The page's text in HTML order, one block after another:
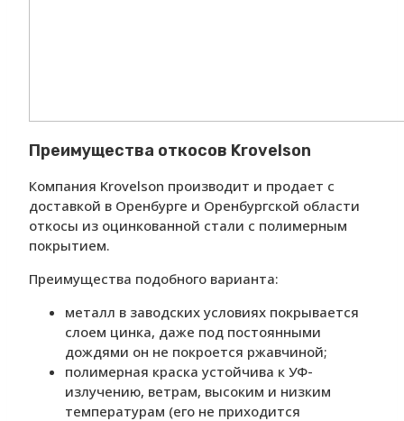
Преимущества откосов Krovelson
Компания Krovelson производит и продает с
доставкой в Оренбурге и Оренбургской области
откосы из оцинкованной стали с полимерным
покрытием.
Преимущества подобного варианта:
металл в заводских условиях покрывается
слоем цинка, даже под постоянными
дождями он не покроется ржавчиной;
полимерная краска устойчива к УФ-
излучению, ветрам, высоким и низким
температурам (его не приходится